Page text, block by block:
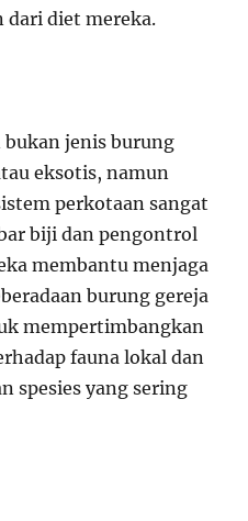
dari diet mereka.
jenis burung
eksotis, namun
perkotaan sangat
biji dan pengontrol
membantu menjaga
burung gereja
mempertimbangkan
fauna lokal dan
spesies yang sering